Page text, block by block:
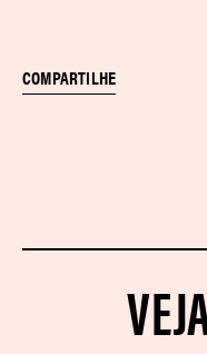
COMPARTILHE